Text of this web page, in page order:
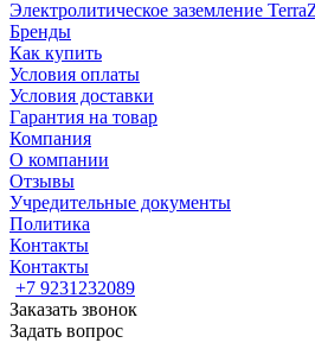
Электролитическое заземление
Бренды
Как купить
Условия оплаты
Условия доставки
Гарантия на товар
Компания
О компании
Отзывы
Учредительные документы
Политика
Контакты
Контакты
+7 9231232089
Заказать звонок
Задать вопрос